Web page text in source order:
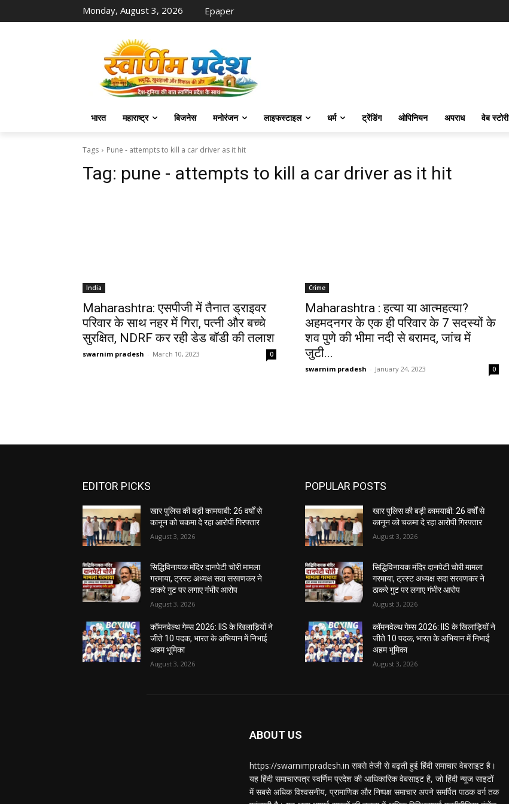
Monday, August 3, 2026 Epaper
भारत महाराष्ट्र बिजनेस मनोरंजन लाइफस्‍टाइल धर्म ट्रेंडिंग ओपिनियन अपराध वेब स्टोरी
Tags Pune - attempts to kill a car driver as it hit
Tag: pune - attempts to kill a car driver as it hit
India
Maharashtra: एसपीजी में तैनात ड्राइवर
परिवार के साथ नहर में गिरा, पत्नी और बच्चे
सुरक्षित, NDRF कर रही डेड बॉडी की तलाश
swarnim pradesh - March 10, 2023 0
Crime
Maharashtra : हत्या या आत्महत्या?
अहमदनगर के एक ही परिवार के 7 सदस्यों के
शव पुणे की भीमा नदी से बरामद, जांच में
जुटी...
swarnim pradesh - January 24, 2023 0
EDITOR PICKS
खार पुलिस की बड़ी कामयाबी: 26 वर्षों से
कानून को चकमा दे रहा आरोपी गिरफ्तार
August 3, 2026
सिद्धिविनायक मंदिर दानपेटी चोरी मामला
गरमाया, ट्रस्ट अध्यक्ष सदा सरवणकर ने
ठाकरे गुट पर लगाए गंभीर आरोप
August 3, 2026
कॉमनवेल्थ गेम्स 2026: IIS के खिलाड़ियों ने
जीते 10 पदक, भारत के अभियान में निभाई
अहम भूमिका
August 3, 2026
POPULAR POSTS
खार पुलिस की बड़ी कामयाबी: 26 वर्षों से
कानून को चकमा दे रहा आरोपी गिरफ्तार
August 3, 2026
सिद्धिविनायक मंदिर दानपेटी चोरी मामला
गरमाया, ट्रस्ट अध्यक्ष सदा सरवणकर ने
ठाकरे गुट पर लगाए गंभीर आरोप
August 3, 2026
कॉमनवेल्थ गेम्स 2026: IIS के खिलाड़ियों ने
जीते 10 पदक, भारत के अभियान में निभाई
अहम भूमिका
August 3, 2026
ABOUT US
https://swarnimpradesh.in सबसे तेजी से बढ़ती हुई हिंदी समाचार वेबसाइट है।
यह हिंदी समाचारपत्र स्वर्णिम प्रदेश की आधिकारिक वेबसाइट है, जो हिंदी न्यूज साइटों
में सबसे अधिक विश्वसनीय, प्रामाणिक और निष्पक्ष समाचार अपने समर्पित पाठक वर्ग तक